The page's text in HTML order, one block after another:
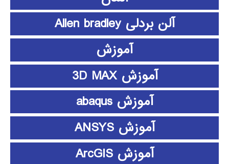
آلن بردلی Allen bradley
آموزش
آموزش 3D MAX
آموزش abaqus
آموزش ANSYS
آموزش ArcGIS